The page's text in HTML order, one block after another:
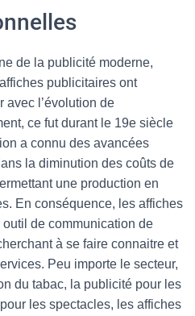
de la publicité moderne,
publicitaires ont
avec l’évolution de
ce fut durant le 19e siècle
a connu des avancées
la diminution des coûts de
une production en
En conséquence, les affiches
de communication de
à se faire connaitre et
Peu importe le secteur,
du tabac, la publicité pour les
les spectacles, les affiches